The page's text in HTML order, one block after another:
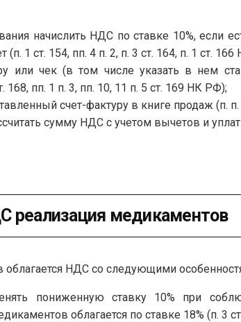
начислить НДС по ставке 10%, если
1 ст. 154, пп. 4 п. 2, п. 3 ст. 164, п. 1 ст.
или чек (в том числе указать в нем
168, пп. 1 п. 3, пп. 10, 11 п. 5 ст. 169 НК РФ);
счет-фактуру в книге продаж (п.
сумму НДС с учетом вычетов и
реализация медикаментов
облагается НДС со следующими
пониженную ставку 10% при
облагается по ставке 18% (п. 3